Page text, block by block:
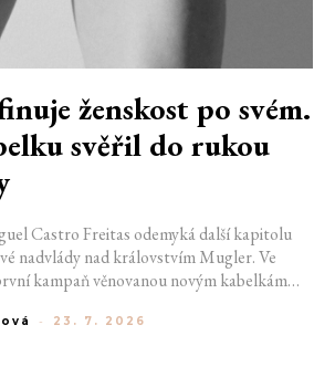
ženskost po svém.
svěřil do rukou
Castro Freitas odemyká další kapitolu
nadvlády nad královstvím Mugler. Ve
kampaň věnovanou novým kabelkám
Umně mísí výrazy minulosti a dávných
- 23. 7. 2026